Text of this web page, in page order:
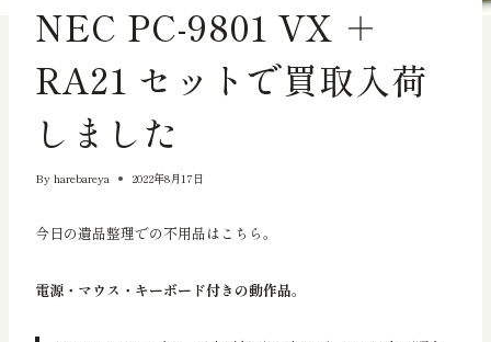
NEC PC-9801 VX ＋
RA21 セットで買取入荷
しました
By harebareya 2022年8月17日
今日の遺品整理での不用品はこちら。
電源・マウス・キーボード付きの動作品。